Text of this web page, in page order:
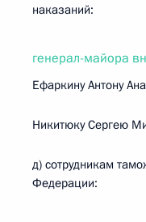
наказаний:
генерал-майора
Ефаркину Антону
Никитюку Сергею
д) сотрудникам
Федерации: